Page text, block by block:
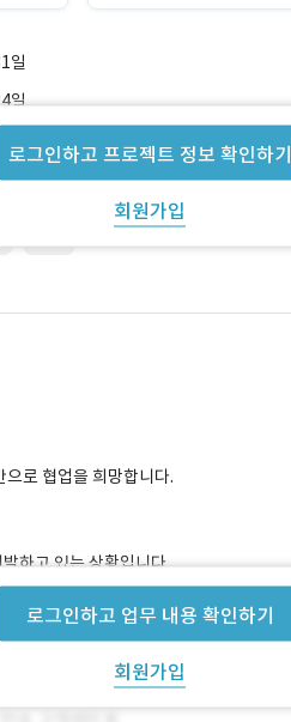
일
로그인하고 프로젝트 정보 확인하기
회원가입
일
로그인하고 업무 내용 확인하기
회원가입
로 협업을 희망합니다.
하고 있는 상황입니다.